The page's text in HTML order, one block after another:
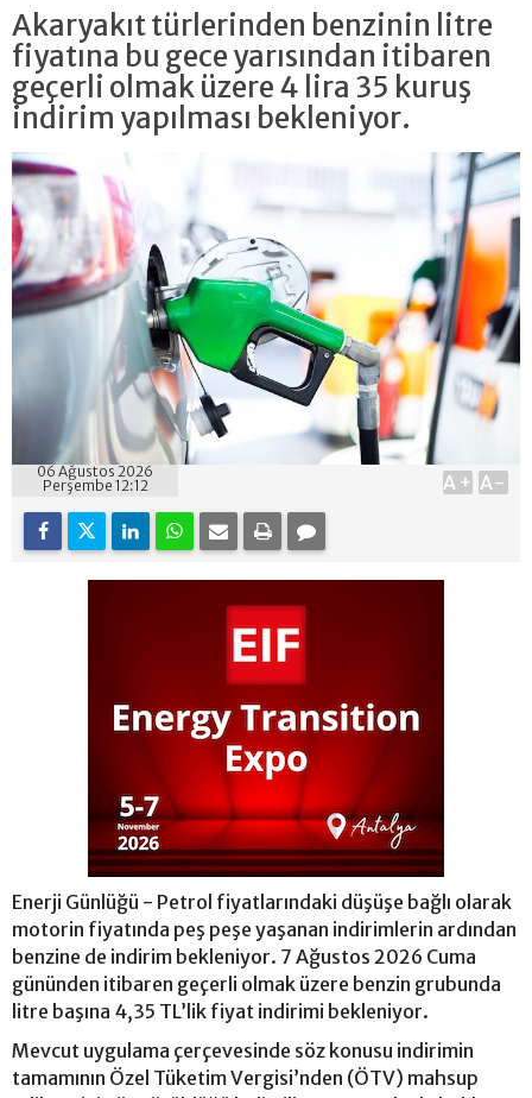
Akaryakıt türlerinden benzinin litre
fiyatına bu gece yarısından itibaren
geçerli olmak üzere 4 lira 35 kuruş
indirim yapılması bekleniyor.
06 Ağustos 2026
Perşembe 12:12
A+ A-
Enerji Günlüğü - Petrol fiyatlarındaki düşüşe bağlı olarak
motorin fiyatında peş peşe yaşanan indirimlerin ardından
benzine de indirim bekleniyor. 7 Ağustos 2026 Cuma
gününden itibaren geçerli olmak üzere benzin grubunda
litre başına 4,35 TL’lik fiyat indirimi bekleniyor.
Mevcut uygulama çerçevesinde söz konusu indirimin
tamamının Özel Tüketim Vergisi’nden (ÖTV) mahsup